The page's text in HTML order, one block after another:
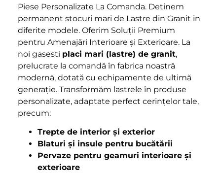
Piese Personalizate La Comanda. Detinem
permanent stocuri mari de Lastre din Granit in
diferite modele. Oferim Soluții Premium
pentru Amenajări Interioare și Exterioare. La
noi gasesti placi mari (lastre) de granit,
prelucrate la comandă în fabrica noastră
modernă, dotată cu echipamente de ultimă
generație. Transformăm lastrele în produse
personalizate, adaptate perfect cerințelor tale,
precum:
Trepte de interior și exterior
Blaturi și insule pentru bucătării
Pervaze pentru geamuri interioare și
exterioare